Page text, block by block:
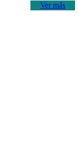
Ver más